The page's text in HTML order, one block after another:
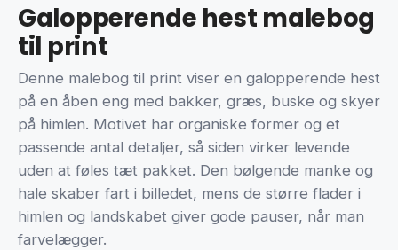
Galopperende hest malebog
til print
Denne malebog til print viser en galopperende hest
på en åben eng med bakker, græs, buske og skyer
på himlen. Motivet har organiske former og et
passende antal detaljer, så siden virker levende
uden at føles tæt pakket. Den bølgende manke og
hale skaber fart i billedet, mens de større flader i
himlen og landskabet giver gode pauser, når man
farvelægger.